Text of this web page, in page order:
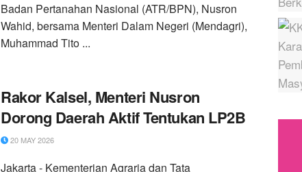
Badan Pertanahan Nasional (ATR/BPN), Nusron
Wahid, bersama Menteri Dalam Negeri (Mendagri),
Muhammad Tito ...
Rakor Kalsel, Menteri Nusron
Dorong Daerah Aktif Tentukan LP2B
20 MAY 2026
Jakarta - Kementerian Agraria dan Tata